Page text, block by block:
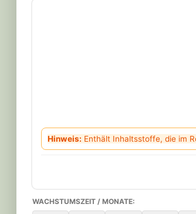
Hinweis: Enthält Inhaltsstoffe, die im
WACHSTUMSZEIT / MONATE: